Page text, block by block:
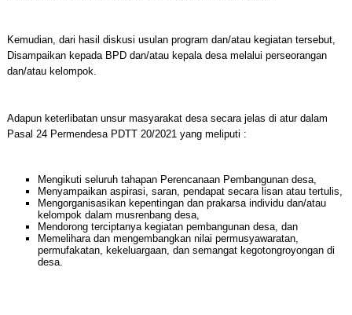
Kemudian, dari hasil diskusi usulan program dan/atau kegiatan tersebut,
Disampaikan kepada BPD dan/atau kepala desa melalui perseorangan
dan/atau kelompok.
Adapun keterlibatan unsur masyarakat desa secara jelas di atur dalam
Pasal 24 Permendesa PDTT 20/2021 yang meliputi :
Mengikuti seluruh tahapan Perencanaan Pembangunan desa,
Menyampaikan aspirasi, saran, pendapat secara lisan atau tertulis,
Mengorganisasikan kepentingan dan prakarsa individu dan/atau
kelompok dalam musrenbang desa,
Mendorong terciptanya kegiatan pembangunan desa, dan
Memelihara dan mengembangkan nilai permusyawaratan,
permufakatan, kekeluargaan, dan semangat kegotongroyongan di
desa.